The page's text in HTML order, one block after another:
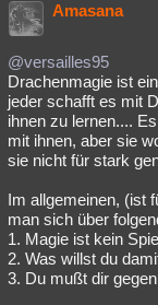
Amasana
@versailles95
Drachenmagie ist
jeder schafft es mit
ihnen zu lernen....
mit ihnen, aber sie
sie nicht für stark
Im allgemeinen, (ist
man sich über
1. Magie ist kein
2. Was willst du
3. Du mußt dir